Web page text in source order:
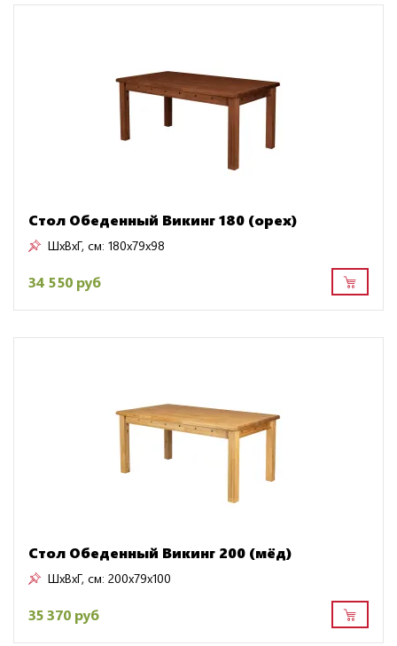
Стол Обеденный Викинг 180 (орех)
ШxВxГ, см: 180x79x98
34 550 руб
Стол Обеденный Викинг 200 (мёд)
ШxВxГ, см: 200x79x100
35 370 руб